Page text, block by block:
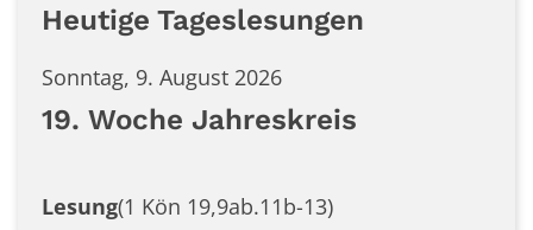
Heutige Tageslesungen
Sonntag, 9. August 2026
19. Woche Jahreskreis
Lesung(1 Kön 19,9ab.11b-13)